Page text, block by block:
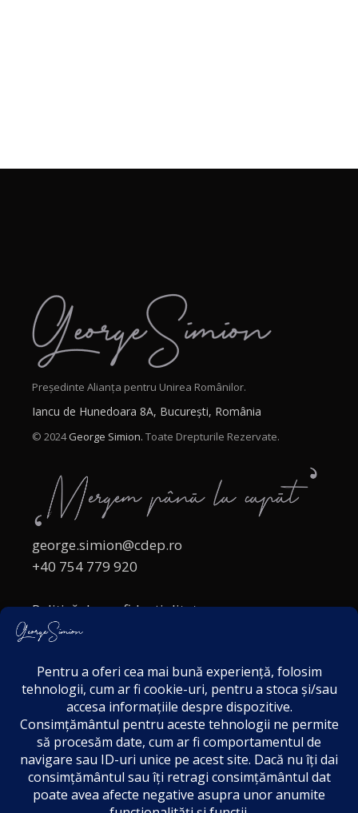
Președinte Alianța pentru Unirea Românilor.
Iancu de Hunedoara 8A, București, România
© 2024George Simion. Toate Drepturile Rezervate.
george.simion@cdep.ro
+40 754 779 920
Politică de confidențialitate
Politica cookies
Acordul de markting
Disclaimer